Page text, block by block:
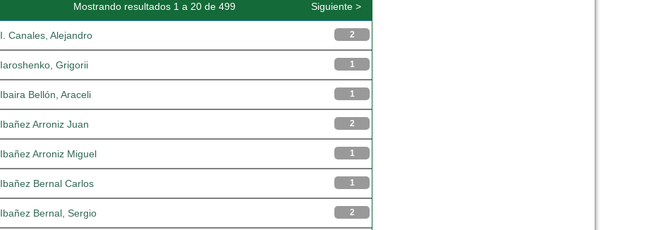
Mostrando resultados 1 a 20 de 499 Siguiente >
I. Canales, Alejandro 2
Iaroshenko, Grigorii 1
Ibaira Bellón, Araceli 1
Ibañez Arroniz Juan 2
Ibañez Arroniz Miguel 1
Ibañez Bernal Carlos 1
Ibañez Bernal, Sergio 2